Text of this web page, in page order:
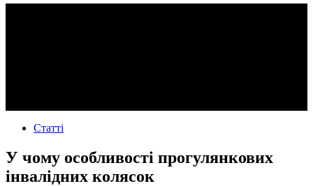
Статті
У чому особливості прогулянкових
інвалідних колясок